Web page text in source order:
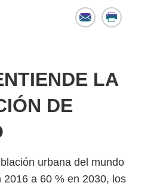
Email Print
LA
DE
urbana del mundo
2016 a 60 % en 2030, los